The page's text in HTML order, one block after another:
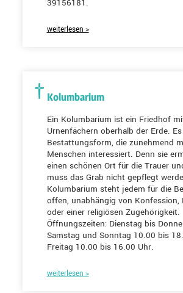
39156181.
weiterlesen >
Kolumbarium
Ein Kolumbarium ist ein Friedhof
Urnenfächern oberhalb der Erde.
Bestattungsform, die zunehmend
Menschen interessiert. Denn sie
einen schönen Ort für die Trauer
muss das Grab nicht gepflegt
Kolumbarium steht jedem für die
offen, unabhängig von Konfession,
oder einer religiösen Zugehörigkeit.
Öffnungszeiten: Dienstag bis
Samstag und Sonntag 10.00 bis
Freitag 10.00 bis 16.00 Uhr.
weiterlesen >